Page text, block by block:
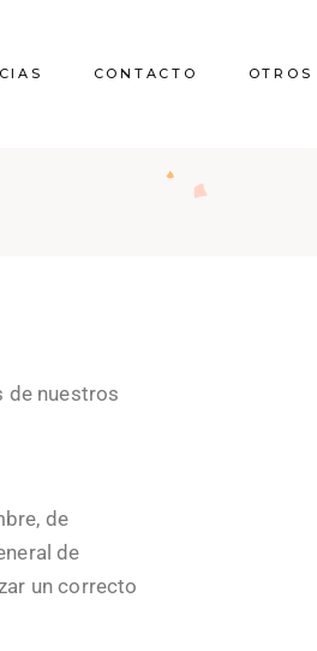
CONTACTO
Quienes somos
de nuestros
de
de
un correcto